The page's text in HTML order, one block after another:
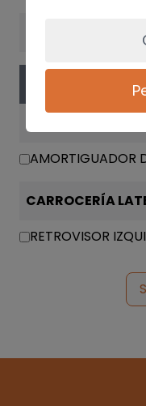
AMORTIGUADOR
CARROCERÍA
RETROVISOR